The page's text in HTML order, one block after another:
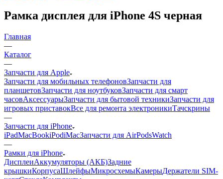
—
Запчасти для Apple
планшетов
часов
игровых приставок
—
Запчасти для iPhone
iPadMacBookiPodiMacЗапчасти для AirPodsWatch
—
Рамки для iPhone
ДисплеиАккумуляторы (АКБ)Задние
крышки
картСтеклаКомплекты
болтовСкотчиАнтенныКнопкиРазъемыСетка
динамика
слуховыеЗвонки (полифонические динамики)
SIM-картПодсветки дисплеяКонтакты АКБ
—Рамка дисплея для iPhone 4S черная